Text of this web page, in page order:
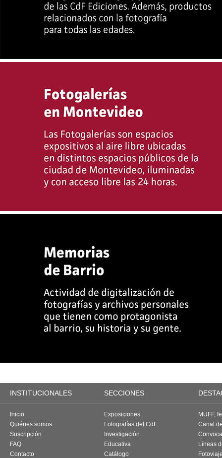
INSTITUCIONALES SECCIONES
Inicio
Quiénes somos
Suscripción
FAQ
Contacto
Exposiciones
Fotografías del CdF
Investigación
Educativa
Catálogo
MUFF,
Canal
Líneas